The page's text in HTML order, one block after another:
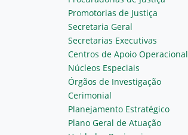
Promotorias de Justiça
Secretaria Geral
Secretarias Executivas
Centros de Apoio Operacional
Núcleos Especiais
Órgãos de Investigação
Cerimonial
Planejamento Estratégico
Plano Geral de Atuação